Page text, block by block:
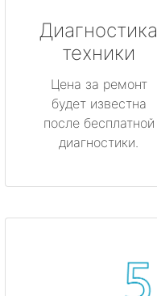
Диагностика
техники
Цена за ремонт
будет известна
после бесплатной
диагностики.